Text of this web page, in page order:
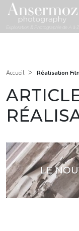
Exploration & Photographie de A à Z
Accueil > Réalisation
LE